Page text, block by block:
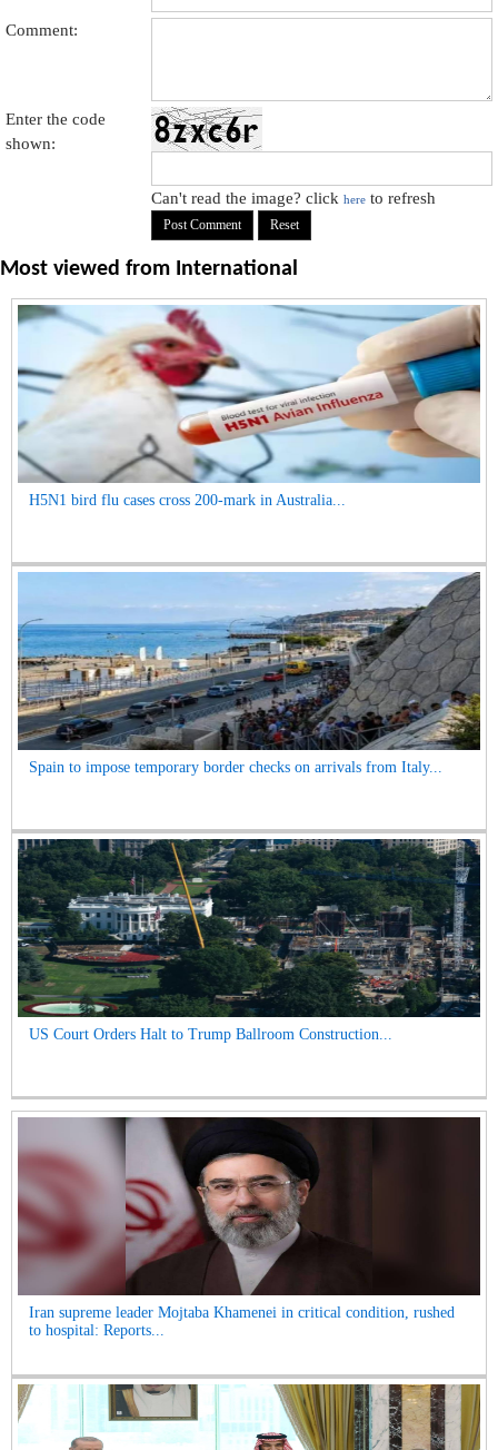
Comment:
Enter the code
shown:
Can't read the image? clickhere to refresh
Most viewed from International
H5N1 bird flu cases cross 200-mark in Australia...
Spain to impose temporary border checks on arrivals from Italy...
US Court Orders Halt to Trump Ballroom Construction...
Iran supreme leader Mojtaba Khamenei in critical condition, rushed
to hospital: Reports...